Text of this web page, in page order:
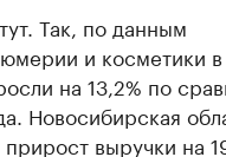
Так, по данным
и косметики в
на 13,2% по
Новосибирская
выручки на